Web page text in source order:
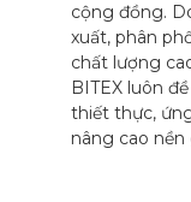
cộng đồng.
xuất, phân
chất lượng
BITEX luôn
thiết thực,
nâng cao